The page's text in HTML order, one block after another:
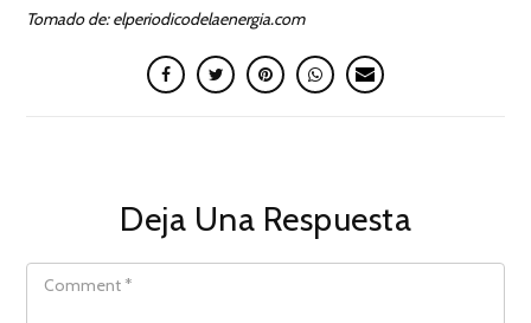
Tomado de: elperiodicodelaenergia.com
Deja Una Respuesta
COMMENT